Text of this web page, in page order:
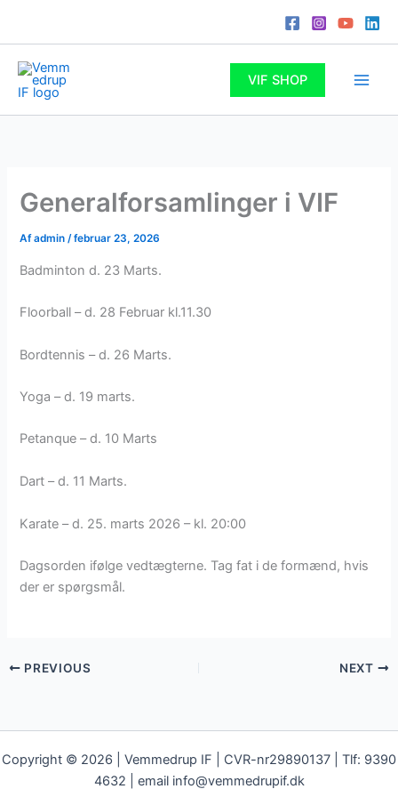
VIF SHOP
Generalforsamlinger i VIF
Afadmin/februar 23, 2026
Badminton d. 23 Marts.
Floorball – d. 28 Februar kl.11.30
Bordtennis – d. 26 Marts.
Yoga – d. 19 marts.
Petanque – d. 10 Marts
Dart – d. 11 Marts.
Karate – d. 25. marts 2026 – kl. 20:00
Dagsorden ifølge vedtægterne. Tag fat i de formænd, hvis
der er spørgsmål.
PREVIOUS NEXT
Copyright © 2026 | Vemmedrup IF | CVR-nr29890137 | Tlf: 9390
4632 | email info@vemmedrupif.dk